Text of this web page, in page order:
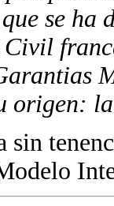
se ha
origen:
sin